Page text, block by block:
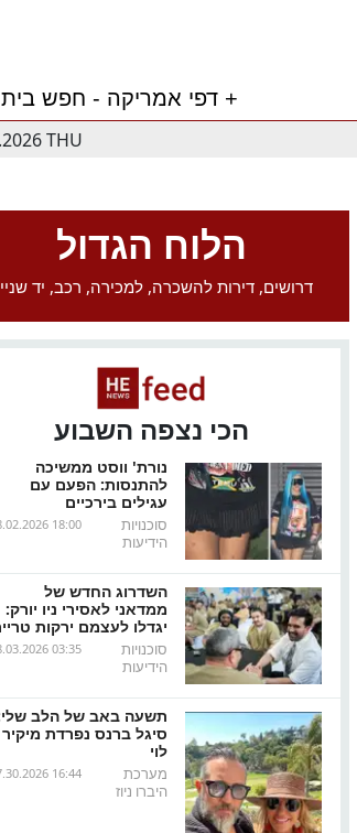
דפי אמריקה - חפש בית עסק +
THU
הלוח הגדול
דרושים, דירות להשכרה, למכירה, רכב, יד
הכי נצפה השבוע
נורת' ווסט ממשיכה
להתנסות: הפעם עם
עגילים בירכיים
18:00
סוכנויות
הידיעות
השדרוג החדש של
ממדאני לאסירי ניו יורק:
יגדלו לעצמם ירקות
03:35
סוכנויות
הידיעות
תשעה באב של הלב
סיגל ברנס נפרדת מיקיר
לוי
16:44
מערכת
היברו ניוז